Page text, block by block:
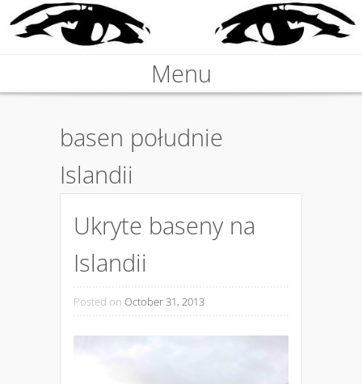
KARABOSKA
Menu
basen południe
Islandii
Ukryte baseny na
Islandii
Posted on October 31, 2013